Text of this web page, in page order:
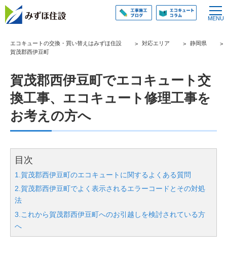
エコキュートの交換・買い替えはみずほ住設 対応エリア
静岡県
賀茂郡西伊豆町
賀茂郡西伊豆町でエコキュート交
換工事、エコキュート修理工事を
お考えの方へ
目次
1.賀茂郡西伊豆町のエコキュートに関するよくある質問
2.賀茂郡西伊豆町でよく表示されるエラーコードとその対処
法
3.これから賀茂郡西伊豆町へのお引越しを検討されている方
へ